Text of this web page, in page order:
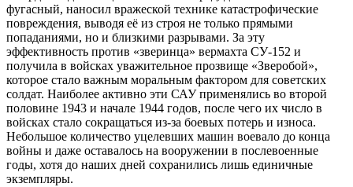
фугасный, наносил вражеской технике катастрофические
повреждения, выводя её из строя не только прямыми
попаданиями, но и близкими разрывами. За эту
эффективность против «зверинца» вермахта СУ-152 и
получила в войсках уважительное прозвище «Зверобой»,
которое стало важным моральным фактором для советских
солдат. Наиболее активно эти САУ применялись во второй
половине 1943 и начале 1944 годов, после чего их число в
войсках стало сокращаться из-за боевых потерь и износа.
Небольшое количество уцелевших машин воевало до конца
войны и даже оставалось на вооружении в послевоенные
годы, хотя до наших дней сохранились лишь единичные
экземпляры.